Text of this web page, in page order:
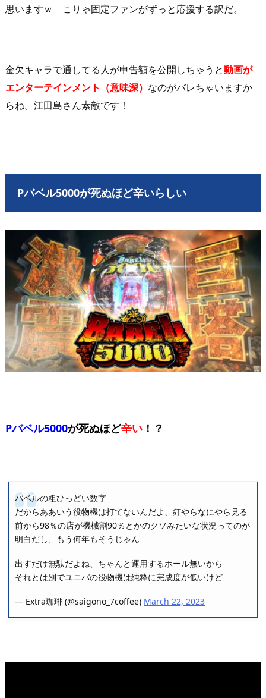
思いますｗ こりゃ固定ファンがずっと応援する訳だ。
金欠キャラで通してる人が申告額を公開しちゃうと動画が
エンターテインメント（意味深） なのがバレちゃいますか
らね。江田島さん素敵です！
Pバベル5000が死ぬほど辛いらしい
Pバベル5000が死ぬほど辛い ！？
バベルの粗ひっどい数字
だからああいう役物機は打てないんだよ、釘やらなにやら見る
前から98％の店が機械割90％とかのクソみたいな状況ってのが
明白だし、もう何年もそうじゃん
出すだけ無駄だよね、ちゃんと運用するホール無いから
それとは別でユニバの役物機は純粋に完成度が低いけど
— Extra珈琲 (@saigono_7coffee) March 22, 2023